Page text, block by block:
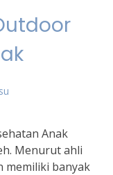
Anak
Menurut ahli
memiliki banyak